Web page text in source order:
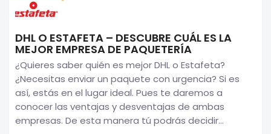
DHL O ESTAFETA – DESCUBRE CUÁL ES LA
MEJOR EMPRESA DE PAQUETERÍA
¿Quieres saber quién es mejor DHL o Estafeta?
¿Necesitas enviar un paquete con urgencia? Si es
así, estás en el lugar ideal. Pues te daremos a
conocer las ventajas y desventajas de ambas
empresas. De esta manera tú podrás decidir...